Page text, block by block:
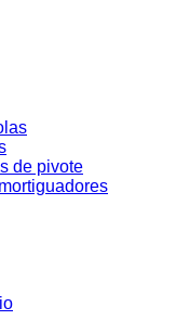
de pivote